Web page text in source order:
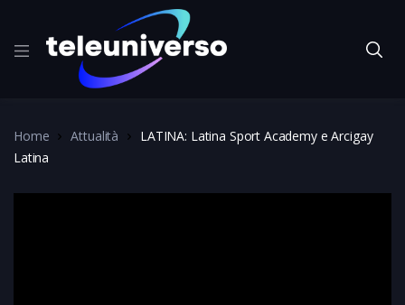
Home Attualità
LATINA: Latina Sport Academy e Arcigay
Latina